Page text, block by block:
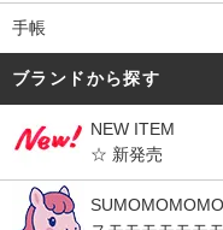
手帳
ブランドから探す
NEW ITEM
☆ 新発売